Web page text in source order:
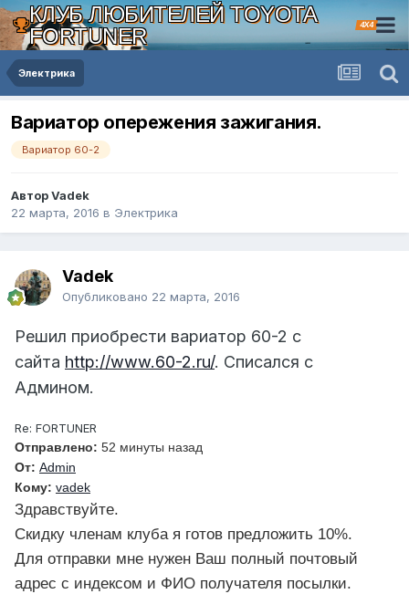
КЛУБ ЛЮБИТЕЛЕЙ TOYOTA
FORTUNER
4X4
Электрика
Вариатор опережения зажигания.
Вариатор 60-2
Автор Vadek
22 марта, 2016 в Электрика
Vadek
Опубликовано 22 марта, 2016
Решил приобрести вариатор 60-2 с
сайта http://www.60-2.ru/. Списался с
Админом.
Re: FORTUNER
Отправлено: 52 минуты назад
От: Admin
Кому: vadek
Здравствуйте.
Скидку членам клуба я готов предложить 10%.
Для отправки мне нужен Ваш полный почтовый
адрес с индексом и ФИО получателя посылки.